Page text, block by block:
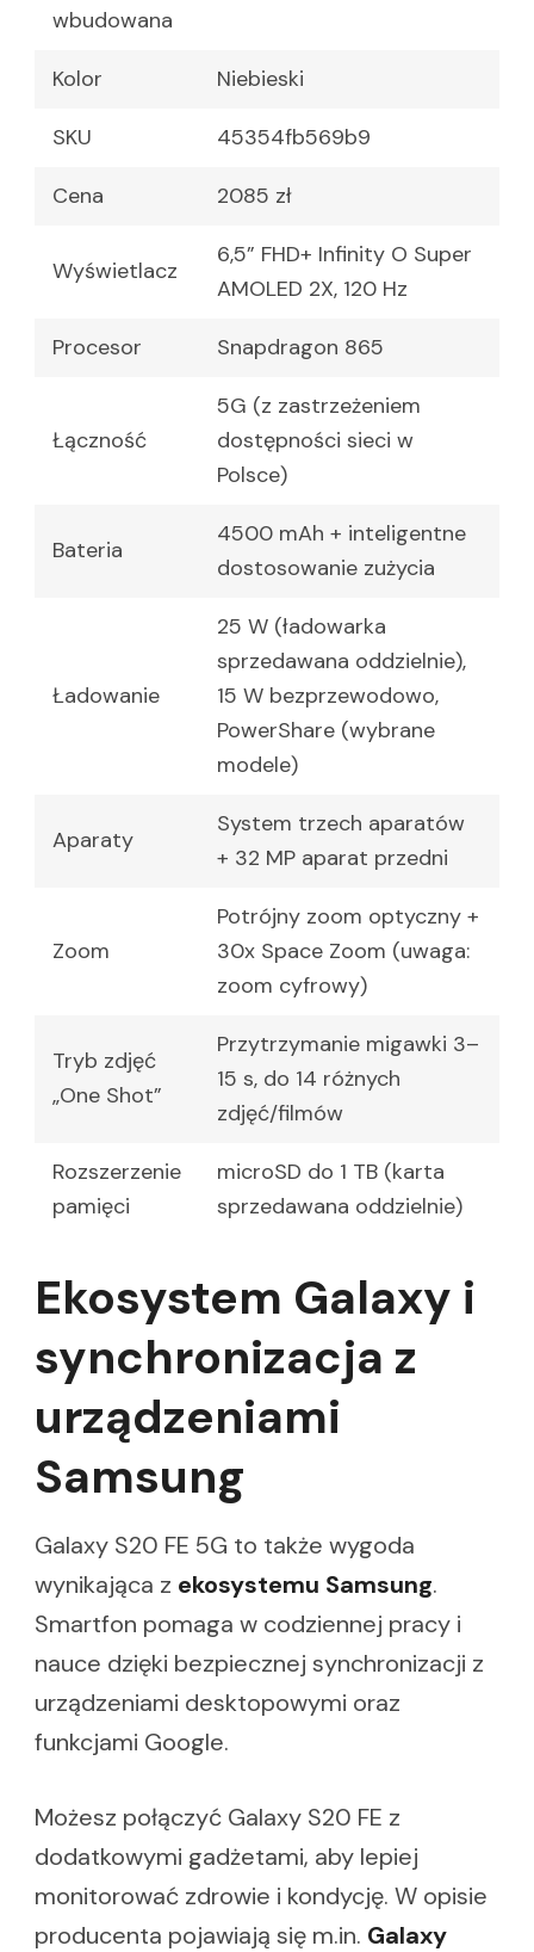
wbudowana
Kolor Niebieski
SKU 45354fb569b9
Cena 2085 zł
Wyświetlacz
6,5” FHD+ Infinity O Super
AMOLED 2X, 120 Hz
Procesor Snapdragon 865
Łączność
5G (z zastrzeżeniem
dostępności sieci w
Polsce)
Bateria
4500 mAh + inteligentne
dostosowanie zużycia
Ładowanie
25 W (ładowarka
sprzedawana oddzielnie),
15 W bezprzewodowo,
PowerShare (wybrane
modele)
Aparaty
System trzech aparatów
+ 32 MP aparat przedni
Zoom
Potrójny zoom optyczny +
30x Space Zoom (uwaga:
zoom cyfrowy)
Tryb zdjęć
„One Shot”
Przytrzymanie migawki 3–
15 s, do 14 różnych
zdjęć/filmów
Rozszerzenie
pamięci
microSD do 1 TB (karta
sprzedawana oddzielnie)
Ekosystem Galaxy i
synchronizacja z
urządzeniami
Samsung
Galaxy S20 FE 5G to także wygoda
wynikająca z ekosystemu Samsung.
Smartfon pomaga w codziennej pracy i
nauce dzięki bezpiecznej synchronizacji z
urządzeniami desktopowymi oraz
funkcjami Google.
Możesz połączyć Galaxy S20 FE z
dodatkowymi gadżetami, aby lepiej
monitorować zdrowie i kondycję. W opisie
producenta pojawiają się m.in. Galaxy